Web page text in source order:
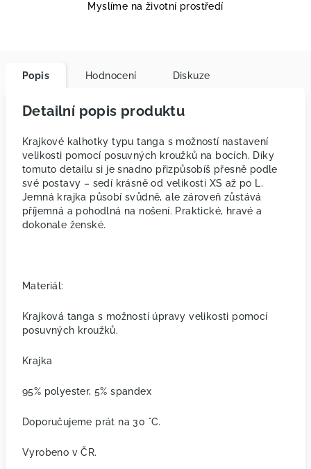
Myslíme na životní prostředí
Popis Hodnocení Diskuze
Detailní popis produktu
Krajkové kalhotky typu tanga s možností nastavení
velikosti pomocí posuvných kroužků na bocích. Díky
tomuto detailu si je snadno přizpůsobíš přesně podle
své postavy – sedí krásně od velikosti XS až po L.
Jemná krajka působí svůdně, ale zároveň zůstává
příjemná a pohodlná na nošení. Praktické, hravé a
dokonale ženské.
Materiál:
Krajková tanga s možností úpravy velikosti pomocí
posuvných kroužků.
Krajka
95% polyester, 5% spandex
Doporučujeme prát na 30 °C.
Vyrobeno v ČR.